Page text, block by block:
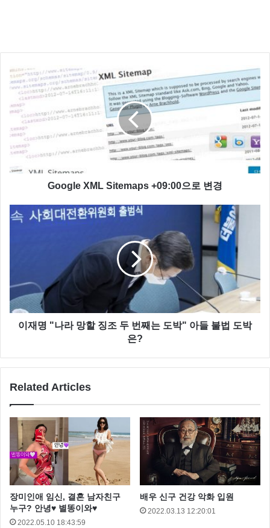
▲ 왼쪽부터 NCT 쟈니, 도영, 마크
NCT는?
NCT는 SM엔터테인먼트 소속의 23인조 다국적 보이그
룹이다.
NCT는 ‘네오 컬처 테크놀로지 (Neo Culture
Google XML Sitemaps +09:00으로 변경
이재명 "나라 망할 징조 두 번째는 도박" 아들 불법 도박
은?
Related Articles
장미인애 임신, 결혼 남자친구
누구? 안녕♥ 별똥이와♥
2022.05.10 18:43:59
배우 신구 건강 악화 입원
2022.03.13 12:20:01